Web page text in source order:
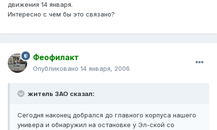
движения 14 января.
Интересно с чем бы это связано?
Феофилакт
Опубликовано 14 января, 2006
житель ЗАО сказал:
Сегодня наконец добрался до главного корпуса нашего
универа и обнаружил на остановке у Эл-ской со